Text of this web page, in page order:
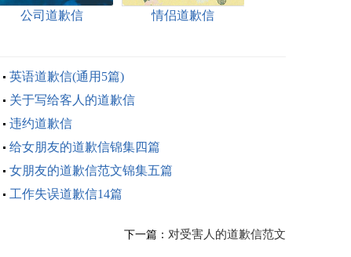
公司道歉信 情侣道歉信
英语道歉信(通用5篇)
关于写给客人的道歉信
违约道歉信
给女朋友的道歉信锦集四篇
女朋友的道歉信范文锦集五篇
工作失误道歉信14篇
下一篇： 对受害人的道歉信范文